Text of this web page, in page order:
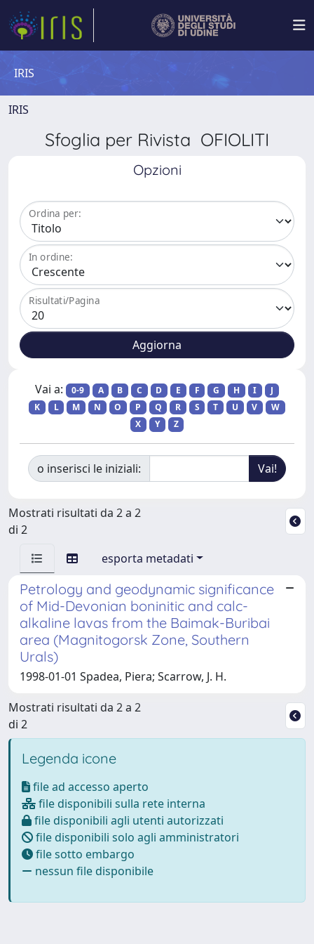
IRIS
IRIS
Sfoglia per Rivista OFIOLITI
Opzioni
Ordina per:
In ordine:
Risultati/Pagina
Vai a: 0-9 A B C D E F G H I
J
K
L M N O P Q R S T U V
W
X
Y Z
o inserisci le iniziali:
Mostrati risultati da 2 a 2
di 2
esporta metadati
Petrology and geodynamic significance
of Mid-Devonian boninitic and calc-
alkaline lavas from the Baimak-Buribai
area (Magnitogorsk Zone, Southern
Urals)
1998-01-01 Spadea, Piera; Scarrow, J. H.
Mostrati risultati da 2 a 2
di 2
Legenda icone
file ad accesso aperto
file disponibili sulla rete interna
file disponibili agli utenti autorizzati
file disponibili solo agli amministratori
file sotto embargo
nessun file disponibile